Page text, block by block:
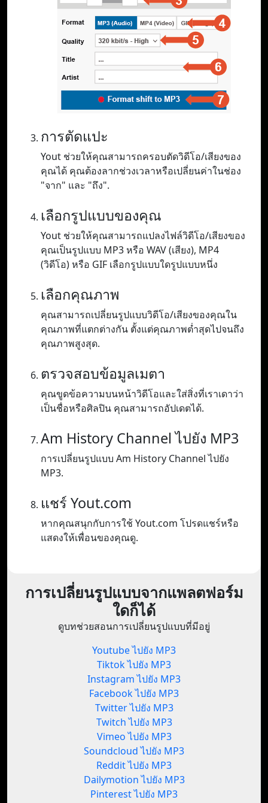
การตัดแปะ
Yout ช่วยให้คุณสามารถครอบตัดวิดีโอ/เสียงของ
คุณได้ คุณต้องลากช่วงเวลาหรือเปลี่ยนค่าในช่อง
"จาก" และ "ถึง".
เลือกรูปแบบของคุณ
Yout ช่วยให้คุณสามารถแปลงไฟล์วิดีโอ/เสียงของ
คุณเป็นรูปแบบ MP3 หรือ WAV (เสียง), MP4
(วิดีโอ) หรือ GIF เลือกรูปแบบใดรูปแบบหนึ่ง
เลือกคุณภาพ
คุณสามารถเปลี่ยนรูปแบบวิดีโอ/เสียงของคุณใน
คุณภาพที่แตกต่างกัน ตั้งแต่คุณภาพต่ำสุดไปจนถึง
คุณภาพสูงสุด.
ตรวจสอบข้อมูลเมตา
คุณขูดข้อความบนหน้าวิดีโอและใส่สิ่งที่เราเดาว่า
เป็นชื่อหรือศิลปิน คุณสามารถอัปเดตได้.
Am History Channel ไปยัง MP3
การเปลี่ยนรูปแบบ Am History Channel ไปยัง
MP3.
แชร์ Yout.com
หากคุณสนุกกับการใช้ Yout.com โปรดแชร์หรือ
แสดงให้เพื่อนของคุณดู.
การเปลี่ยนรูปแบบจากแพลตฟอร์ม
ใดก็ได้
ดูบทช่วยสอนการเปลี่ยนรูปแบบที่มีอยู่
Youtube ไปยัง MP3
Tiktok ไปยัง MP3
Instagram ไปยัง MP3
Facebook ไปยัง MP3
Twitter ไปยัง MP3
Twitch ไปยัง MP3
Vimeo ไปยัง MP3
Soundcloud ไปยัง MP3
Reddit ไปยัง MP3
Dailymotion ไปยัง MP3
Pinterest ไปยัง MP3